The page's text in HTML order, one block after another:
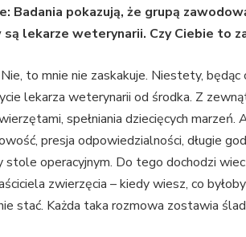
Badania pokazują, że grupą
lekarze weterynarii. Czy Ciebie to
Nie, to mnie nie zaskakuje. Niestety,
lekarza weterynarii od środka. Z
spełniania dziecięcych marzeń.
presja odpowiedzialności, długie
stole operacyjnym. Do tego dochodzi
zwierzęcia – kiedy wiesz, co
stać. Każda taka rozmowa zostawia